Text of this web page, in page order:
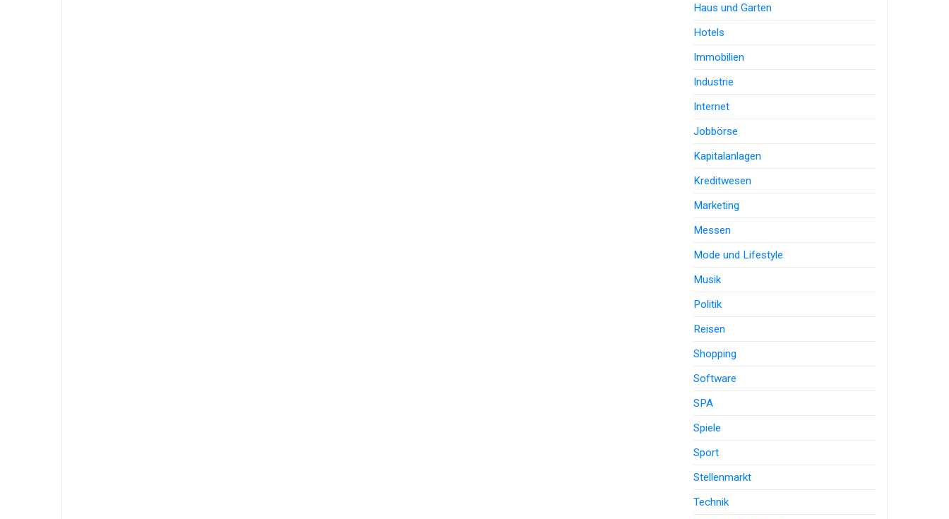
Haus und Garten
Hotels
Immobilien
Industrie
Internet
Jobbörse
Kapitalanlagen
Kreditwesen
Marketing
Messen
Mode und Lifestyle
Musik
Politik
Reisen
Shopping
Software
SPA
Spiele
Sport
Stellenmarkt
Technik